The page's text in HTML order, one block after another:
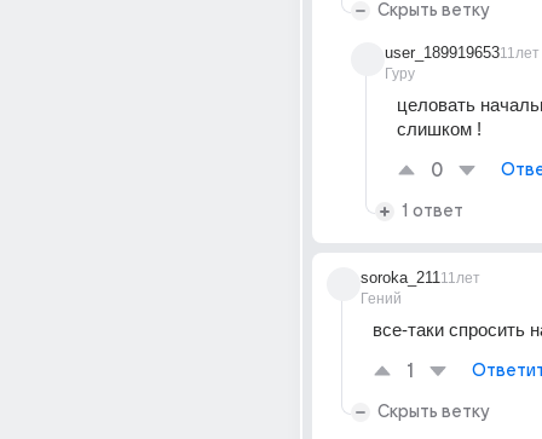
Скрыть ветку
user_189919653
Гуру
11лет
целовать
слишком !
0
1 ответ
soroka_211
Гений
11лет
все-таки спросить
1
Скрыть ветку